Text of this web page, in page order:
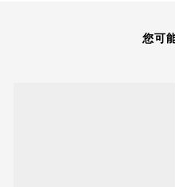
您可